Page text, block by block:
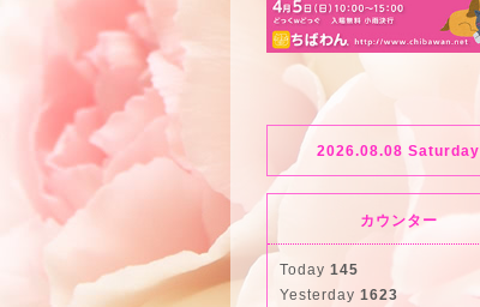
2026.08.08 Saturday
カウンター
Today 145
Yesterday 1623